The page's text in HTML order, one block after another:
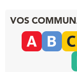
VOS